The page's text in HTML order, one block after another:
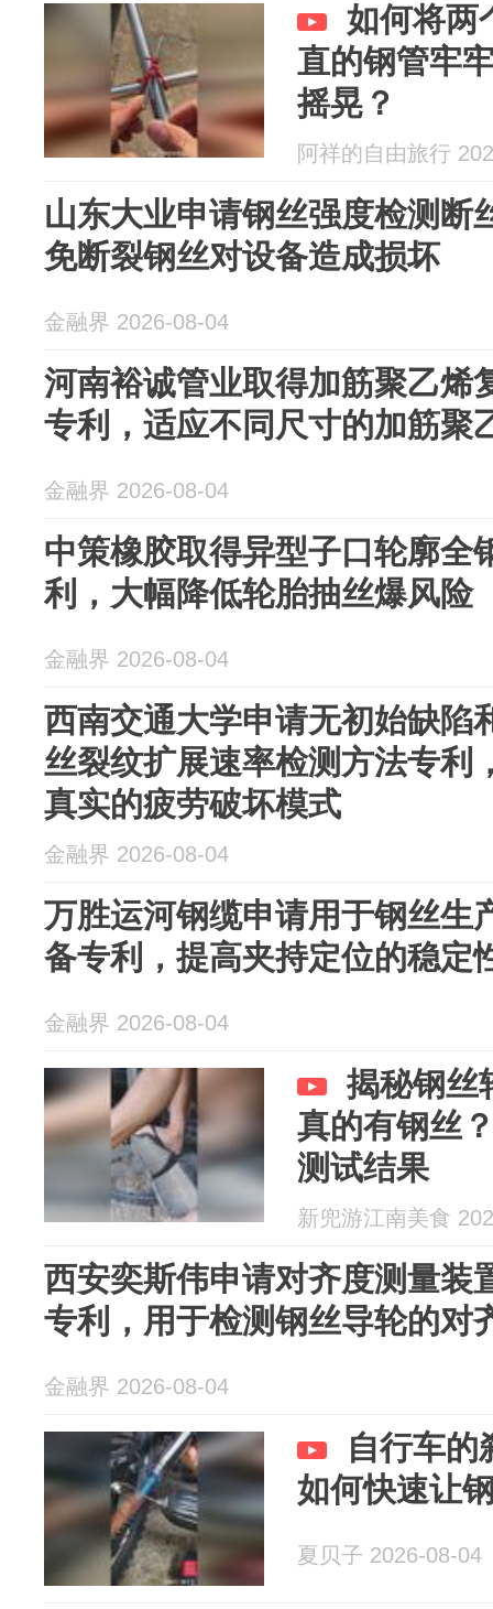
如何将两
直的钢管牢
摇晃？
阿祥的自由旅行
山东大业申请钢丝强度检测断
免断裂钢丝对设备造成损坏
金融界 2026-08-04
河南裕诚管业取得加筋聚乙烯
专利，适应不同尺寸的加筋聚
金融界 2026-08-04
中策橡胶取得异型子口轮廓全
利，大幅降低轮胎抽丝爆风险
金融界 2026-08-04
西南交通大学申请无初始缺陷
丝裂纹扩展速率检测方法专利
真实的疲劳破坏模式
金融界 2026-08-04
万胜运河钢缆申请用于钢丝生
备专利，提高夹持定位的稳定
金融界 2026-08-04
揭秘钢丝
真的有钢丝
测试结果
新兜游江南美食
西安奕斯伟申请对齐度测量装
专利，用于检测钢丝导轮的对
金融界 2026-08-04
自行车的
如何快速让
夏贝子 2026-08-04